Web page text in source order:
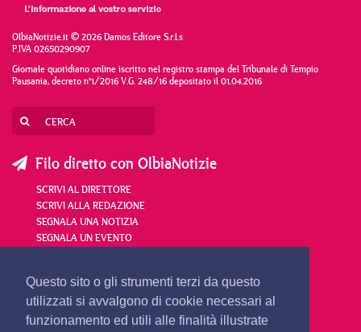
Questo sito o gli strumenti terzi da questo
utilizzati si avvalgono di cookie necessari al
funzionamento ed utili alle finalità illustrate
OlbiaNotizie.it © 2026 Damos Editore S.r.l.s
P.IVA 02650290907
Giornale quotidiano online iscritto nel registro stampa del Tribunale di Tempio
Pausania, decreto n°1/2016 V.G. 248/16 depositato il 01.04.2016
Filo diretto con OlbiaNotizie
SCRIVI AL DIRETTORE
SCRIVI ALLA REDAZIONE
SEGNALA UNA NOTIZIA
SEGNALA UN EVENTO
redazione@olbianotizie.it